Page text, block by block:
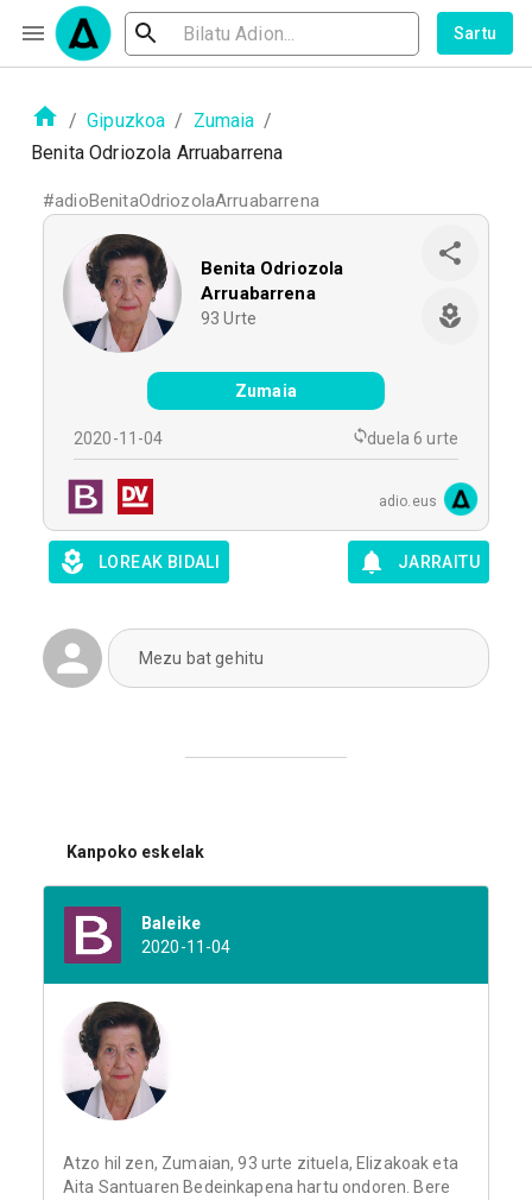
Sartu
/ Gipuzkoa / Zumaia /
Benita Odriozola Arruabarrena
#adioBenitaOdriozolaArruabarrena
Benita Odriozola
Arruabarrena
93 Urte
Zumaia
2020-11-04 duela 6 urte
adio.eus
LOREAK BIDALI JARRAITU
Mezu bat gehitu
Kanpoko eskelak
Baleike
2020-11-04
Atzo hil zen, Zumaian, 93 urte zituela, Elizakoak eta
Aita Santuaren Bedeinkapena hartu ondoren. Bere